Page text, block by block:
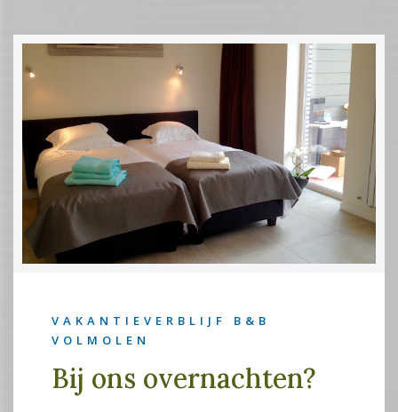
VAKANTIEVERBLIJF B&B
VOLMOLEN
Bij ons overnachten?